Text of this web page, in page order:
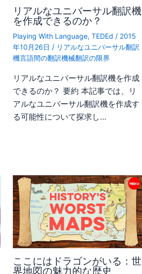
リアルなユニバーサル翻訳機
を作成できるのか？
Playing With Language,TEDEd / 2015
年10月26日 / リアルなユニバーサル翻訳
機言語間の翻訳機械翻訳の限界
リアルなユニバーサル翻訳機を作成
できるのか？ 要約 本記事では、リ
アルなユニバーサル翻訳機を作成す
る可能性について探求し…
ここにはドラゴンがいる：世
界地図の魅力的な歴史